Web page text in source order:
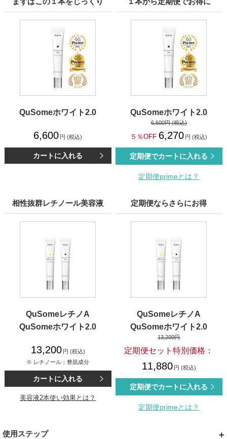
QuSomeホワイト2.0
6,600 円 (税込)
カートに入れる
QuSomeホワイト2.0
6,600円 (税込)
５％OFF 6,270 円 (税込)
定期便でカートに入れる
定期便primeとは？
相性抜群レチノール美容液
QuSomeレチノA
QuSomeホワイト2.0
13,200 円 (税込)
※ レチノール：整肌成分
カートに入れる
美容液2本使い効果とは？
定期便ならさらにお得
QuSomeレチノA
QuSomeホワイト2.0
13,200円
定期便セット特別価格：
11,880 円 (税込)
定期便でカートに入れる
定期便primeとは？
使用ステップ